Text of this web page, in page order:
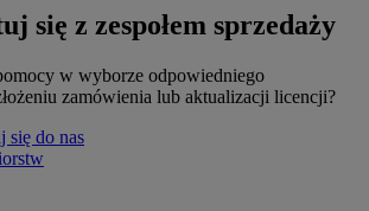
się z zespołem sprzedaży
w wyborze odpowiedniego
zamówienia lub aktualizacji licencji?
się do nas